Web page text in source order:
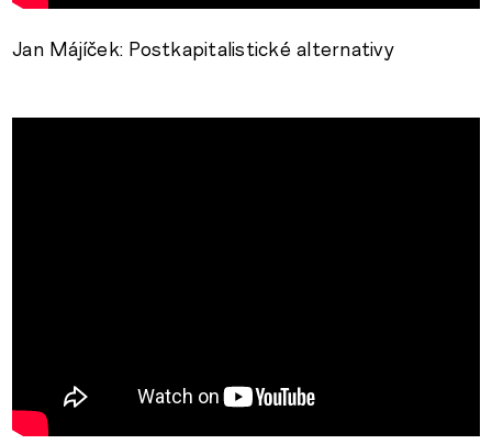
Jan Májíček: Postkapitalistické alternativy
http://www.youtube.com/watch?
v=_V7VctzjmIs&feature=related